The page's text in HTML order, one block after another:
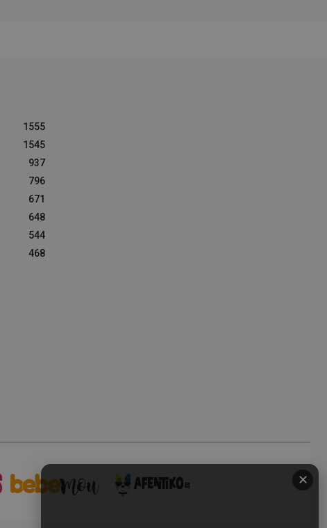
1555
1545
937
796
671
648
544
468
✕